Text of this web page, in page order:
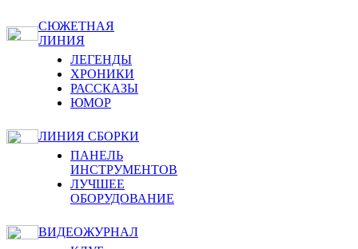
СЮЖЕТНАЯ
ЛИНИЯ
ЛЕГЕНДЫ
ХРОНИКИ
РАССКАЗЫ
ЮМОР
ЛИНИЯ СБОРКИ
ПАНЕЛЬ
ИНСТРУМЕНТОВ
ЛУЧШЕЕ
ОБОРУДОВАНИЕ
ВИДЕОЖУРНАЛ